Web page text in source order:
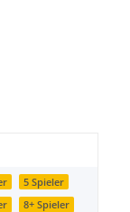
5 Spieler
8+ Spieler